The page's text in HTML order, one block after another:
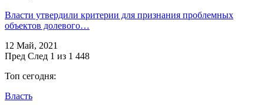
Власти утвердили критерии для признания проблемных
объектов долевого…
12 Май, 2021
Пред След 1 из 1 448
Топ сегодня:
Власть